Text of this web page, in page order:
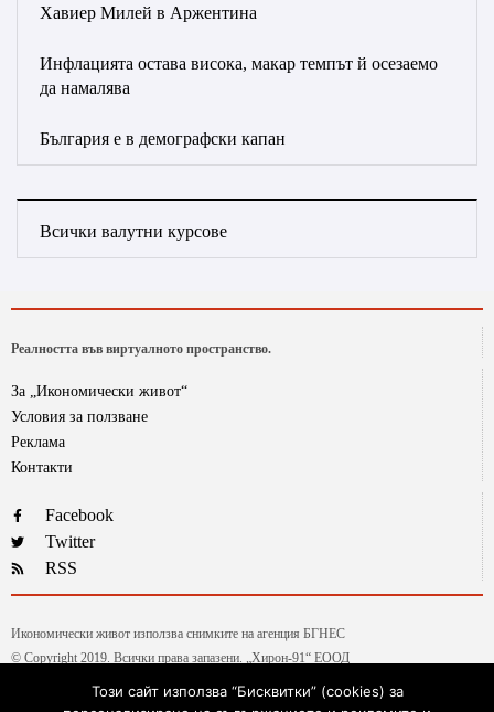
Хавиер Милей в Аржентина
Инфлацията остава висока, макар темпът й осезаемо
да намалява
България е в демографски капан
Всички валутни курсове
Реалността във виртуалното пространство.
За „Икономически живот“
Условия за ползване
Реклама
Контакти
Facebook
Twitter
RSS
Икономически живот използва снимките на агенция БГНЕС
© Copyright 2019. Всички права запазени. „Хирон-91“ ЕООД
Този сайт използва “Бисквитки” (cookies) за